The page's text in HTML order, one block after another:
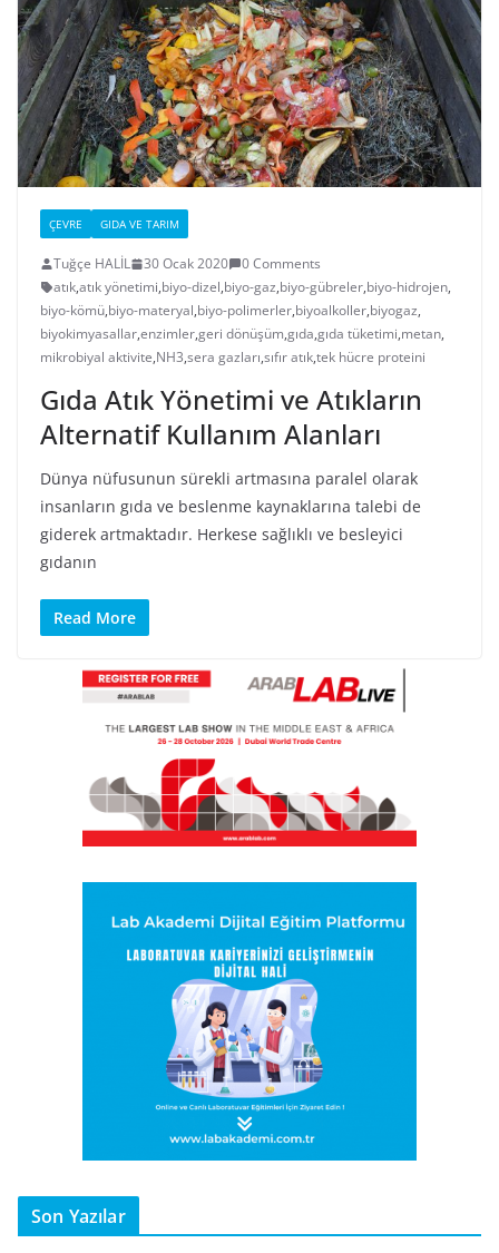
ÇEVRE GIDA VE TARIM
Tuğçe HALİL 30 Ocak 2020
0 Comments
atık,atık yönetimi,biyo-dizel,biyo-gaz,biyo-gübreler,biyo-hidrojen,
biyo-kömü,biyo-materyal,biyo-polimerler,biyoalkoller,biyogaz,
biyokimyasallar,enzimler,geri dönüşüm,gıda,gıda tüketimi,metan,
mikrobiyal aktivite,NH3,sera gazları,sıfır atık,tek hücre proteini
Gıda Atık Yönetimi ve Atıkların
Alternatif Kullanım Alanları
Dünya nüfusunun sürekli artmasına paralel olarak
insanların gıda ve beslenme kaynaklarına talebi de
giderek artmaktadır. Herkese sağlıklı ve besleyici
gıdanın
Read More
Son Yazılar